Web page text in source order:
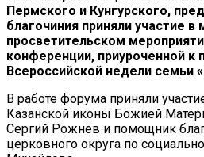
Пермского и Кунгурского,
благочиния приняли участие
просветительском
конференции, приуроченной к
Всероссийской недели семьи
В работе форума приняли
Казанской иконы Божией
Сергий Рожнёв и помощник
церковного округа по